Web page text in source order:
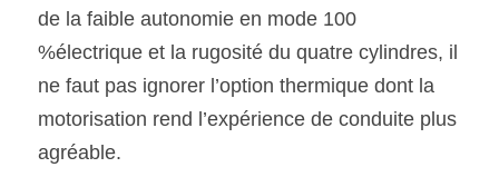
de la faible autonomie en mode 100
%électrique et la rugosité du quatre cylindres, il
ne faut pas ignorer l’option thermique dont la
motorisation rend l’expérience de conduite plus
agréable.